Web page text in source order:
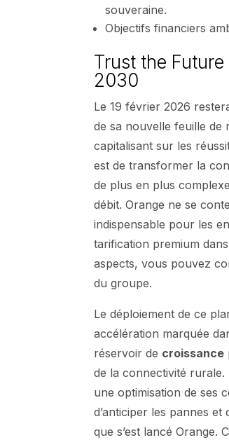
souveraine.
Objectifs financiers
Trust the
2030
Le 19 février 2026
de sa nouvelle feuille de
capitalisant sur les
est de transformer la
de plus en plus
débit. Orange ne se
indispensable pour les
tarification premium
aspects, vous pouvez
du groupe.
Le déploiement de ce
accélération marquée
réservoir de croissance
de la connectivité
une optimisation de ses
d’anticiper les pannes et
que s’est lancé